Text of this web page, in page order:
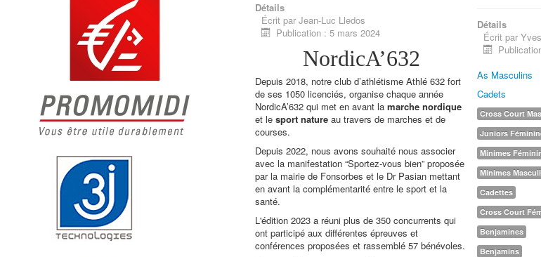
Détails
Écrit par Jean-Luc Lledos
Publication : 5 mars 2024
NordicA’632
Depuis 2018, notre club d’athlétisme Athlé 632 fort
de ses 1050 licenciés, organise chaque année
NordicA’632 qui met en avant la marche nordique
et le sport natureau travers de marches et de
courses.
Depuis 2022, nous avons souhaité nous associer
avec la manifestation “Sportez-vous bien” proposée
par la mairie de Fonsorbes et le Dr Pasian mettant
en avant la complémentarité entre le sport et la
santé.
L'édition 2023 a réuni plus de 350 concurrents qui
ont participé aux différentes épreuves et
conférences proposées et rassemblé 57 bénévoles.
Détails
Écrit par
As Masculins
Cadets
Cross Court
Juniors
Minimes
Minimes
Cadettes
Cross Court
Benjamines
Benjamins